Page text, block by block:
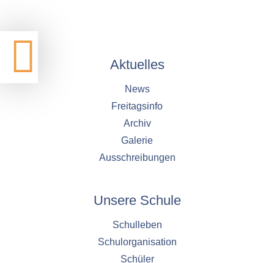
Aktuelles
News
Freitagsinfo
Archiv
Galerie
Ausschreibungen
Unsere Schule
Schulleben
Schulorganisation
Schüler